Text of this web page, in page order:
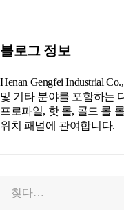
블로그 정보
Henan Gengfei Industrial
및 기타 분야를 포함하는
프로파일, 핫 롤, 콜드 롤
위치 패널에 관여합니다.